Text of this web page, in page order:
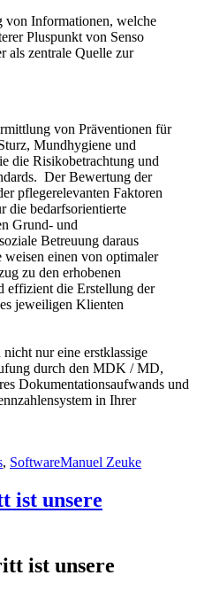
von Informationen, welche
Pluspunkt von Senso
als zentrale Quelle zur
von Präventionen für
Mundhygiene und
die Risikobetrachtung und
Der Bewertung der
pflegerelevanten Faktoren
die bedarfsorientierte
Grund- und
Betreuung daraus
einen von optimaler
zu den erhobenen
effizient die Erstellung der
jeweiligen Klienten
nur eine erstklassige
durch den MDK / MD,
Dokumentationsaufwands und
in Ihrer
, SoftwareManuel Zeuke
ist unsere
ist unsere